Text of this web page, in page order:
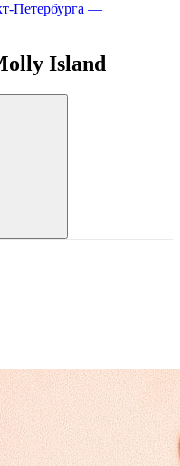
—
Island